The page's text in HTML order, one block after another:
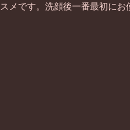
メです。洗顔後一番最初にお